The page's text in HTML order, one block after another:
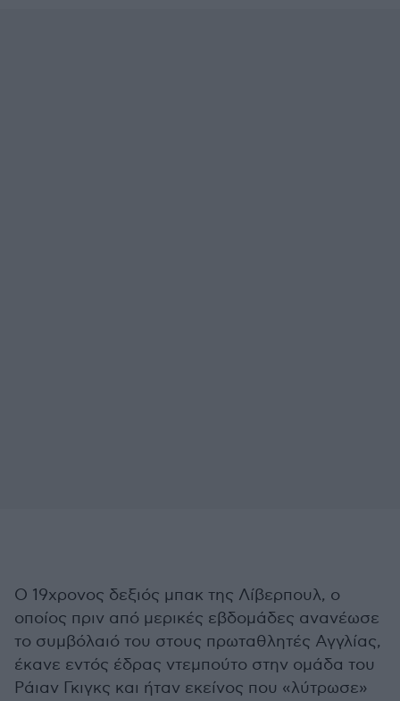
Ο 19χρονος δεξιός μπακ της Λίβερπουλ, ο
οποίος πριν από μερικές εβδομάδες ανανέωσε
το συμβόλαιό του στους πρωταθλητές Αγγλίας,
έκανε εντός έδρας ντεμπούτο στην ομάδα του
Ράιαν Γκιγκς και ήταν εκείνος που «λύτρωσε»